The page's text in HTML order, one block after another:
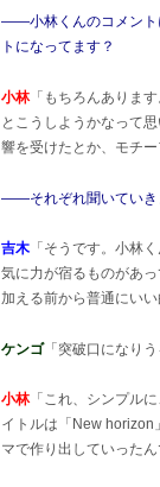
――小林くんのコメント
トになってます？
小林「もちろんありま
とこうしようかなって
響を受けたとか、モチ
――それぞれ聞いていき
吉木 「そうです。小林
気に力が宿るものがあ
加える前から普通にい
ケンゴ「突破口になり
小林「これ、シンプル
イトルは「New horizon
マで作り出していったん